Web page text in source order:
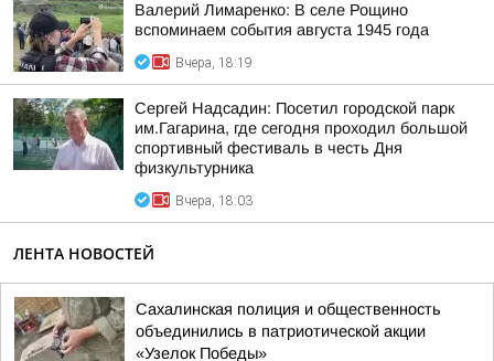
Валерий Лимаренко: В селе Рощино
вспоминаем события августа 1945 года
Вчера, 18:19
Сергей Надсадин: Посетил городской парк
им.Гагарина, где сегодня проходил большой
спортивный фестиваль в честь Дня
физкультурника
Вчера, 18:03
ЛЕНТА НОВОСТЕЙ
Сахалинская полиция и общественность
объединились в патриотической акции
«Узелок Победы»